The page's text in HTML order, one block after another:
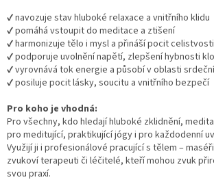
✔ navozuje stav hluboké relaxace a vnitřního klidu
✔ pomáhá vstoupit do meditace a ztišení
✔ harmonizuje tělo i mysl a přináší pocit celistvosti
✔ podporuje uvolnění napětí, zlepšení hybnosti
✔ vyrovnává tok energie a působí v oblasti
✔ posiluje pocit lásky, soucitu a vnitřního bezpečí
Pro koho je vhodná:
Pro všechny, kdo hledají hluboké zklidnění,
pro meditující, praktikující jógy i pro každodenní
Využijí ji i profesionálové pracující s tělem –
zvukoví terapeuti či léčitelé, kteří mohou zvuk
svou praxí.